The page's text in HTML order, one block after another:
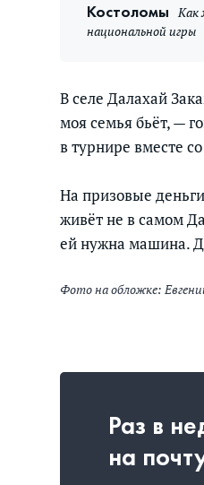
Костоломы
Как
национальной игры
В селе Далахай
моя семья бьёт, —
в турнире вместе
На призовые
живёт не в самом
ей нужна машина.
Фото на обложке:
Раз в
на